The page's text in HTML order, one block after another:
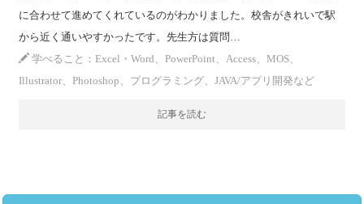
に合わせて進めてくれているのがわかりました。校舎がきれいで駅
から近く通いやすかったです。先生方は質問…
学べること：Excel・Word、PowerPoint、Access、MOS、
Illustrator、Photoshop、プログラミング、JAVA/アプリ開発など
記事を読む